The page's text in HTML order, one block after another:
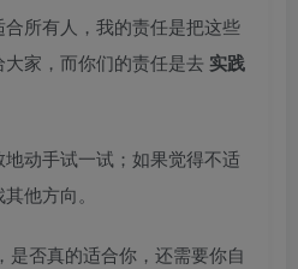
所有人，我的责任是把这些
家，而你们的责任是去 实践
动手试一试；如果觉得不适
他方向。
，是否真的适合你，还需要你自